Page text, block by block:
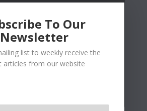
To Our
Newsletter
list to weekly receive the
articles from our website